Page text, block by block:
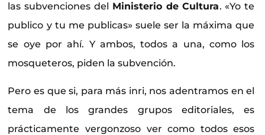
las subvenciones del Ministerio de Cultura. «Yo te
publico y tu me publicas» suele ser la máxima que
se oye por ahí. Y ambos, todos a una, como los
mosqueteros, piden la subvención.
Pero es que si, para más inri, nos adentramos en el
tema de los grandes grupos editoriales, es
prácticamente vergonzoso ver como todos esos